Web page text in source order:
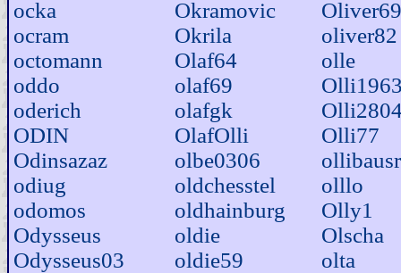
ocka
ocram
octomann
oddo
oderich
ODIN
Odinsazaz
odiug
odomos
Odysseus
Odysseus03
Okramovic
Okrila
Olaf64
olaf69
olafgk
OlafOlli
olbe0306
oldchesstel
oldhainburg
oldie
oldie59
Oliver69
oliver82
olle
Olli77
olllo
Olly1
Olscha
olta